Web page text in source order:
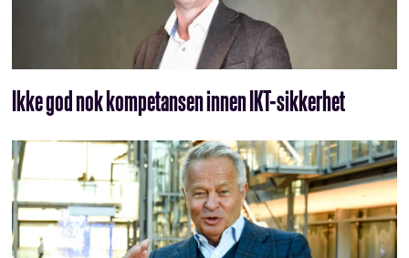
Ikke god nok kompetansen innen IKT-sikkerhet